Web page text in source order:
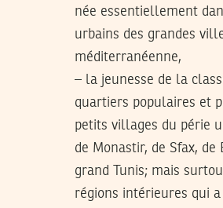
née essentiellement
urbains des grandes
méditerranéenne,
– la jeunesse de la
quartiers populaires et
petits villages du périe
de Monastir, de Sfax, de
grand Tunis; mais
régions intérieures qui